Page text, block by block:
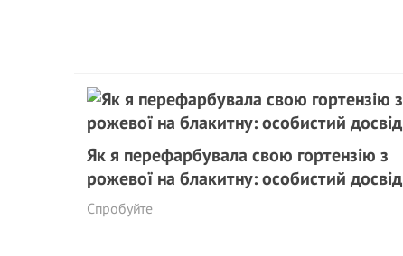
Як я перефарбувала свою гортензію з
рожевої на блакитну: особистий досвід
Спробуйте